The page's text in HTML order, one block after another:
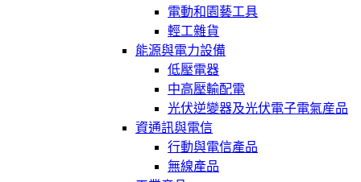
電動和園藝工具
輕工雜貨
能源與電力設備
低壓電器
中高壓輸配電
光伏逆變器及光伏電子電氣産品
資通訊與電信
行動與電信產品
無線產品